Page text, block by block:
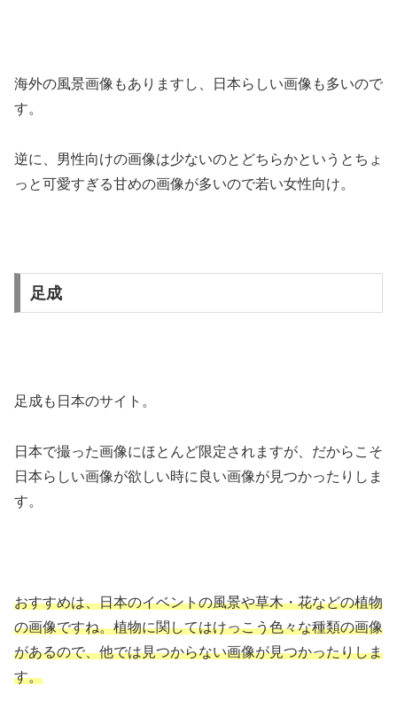
海外の風景画像もありますし、日本らしい画像も多いので
す。
逆に、男性向けの画像は少ないのとどちらかというとちょ
っと可愛すぎる甘めの画像が多いので若い女性向け。
足成
足成も日本のサイト。
日本で撮った画像にほとんど限定されますが、だからこそ
日本らしい画像が欲しい時に良い画像が見つかったりしま
す。
おすすめは、日本のイベントの風景や草木・花などの植物
の画像ですね。植物に関してはけっこう色々な種類の画像
があるので、他では見つからない画像が見つかったりしま
す。